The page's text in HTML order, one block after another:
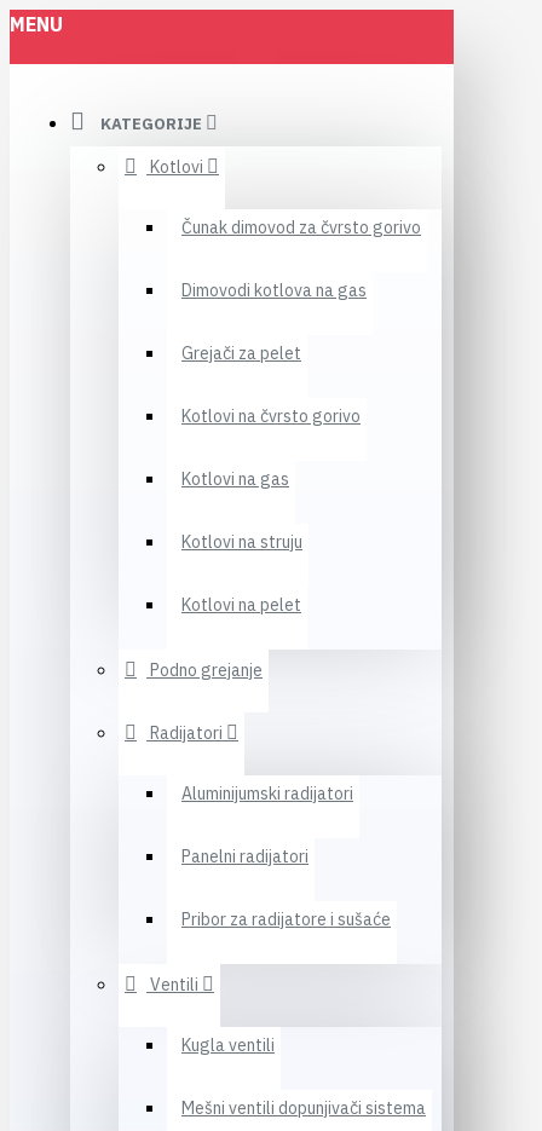
MENU
KATEGORIJE
Kotlovi
Čunak dimovod za čvrsto gorivo
Dimovodi kotlova na gas
Grejači za pelet
Kotlovi na čvrsto gorivo
Kotlovi na gas
Kotlovi na struju
Kotlovi na pelet
Podno grejanje
Radijatori
Aluminijumski radijatori
Panelni radijatori
Pribor za radijatore i sušaće
Ventili
Kugla ventili
Mešni ventili dopunjivači sistema